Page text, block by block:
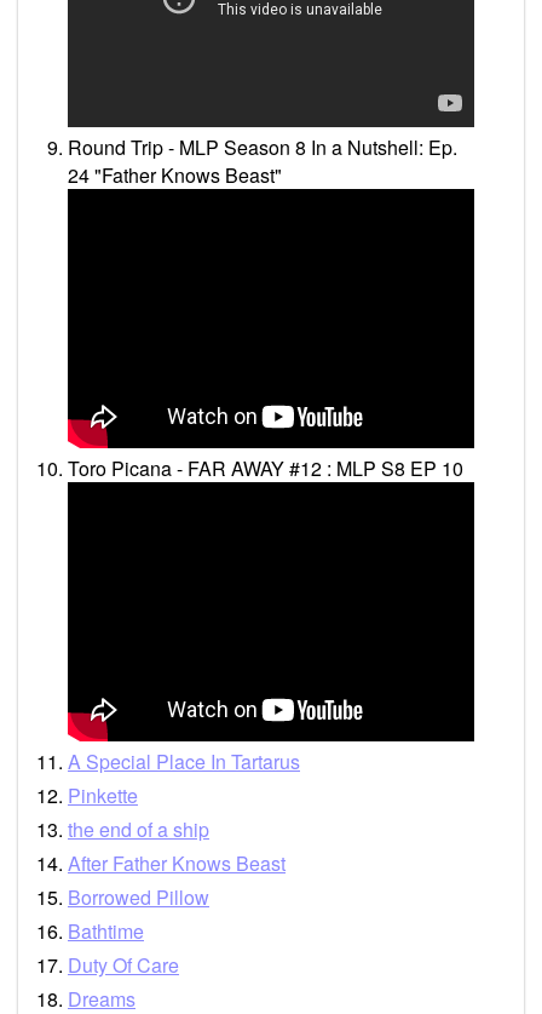
Round Trip - MLP Season 8 In a Nutshell: Ep.
24 "Father Knows Beast"
Toro Picana - FAR AWAY #12 : MLP S8 EP 10
A Special Place In Tartarus
Pinkette
the end of a ship
After Father Knows Beast
Borrowed Pillow
Bathtime
Duty Of Care
Dreams